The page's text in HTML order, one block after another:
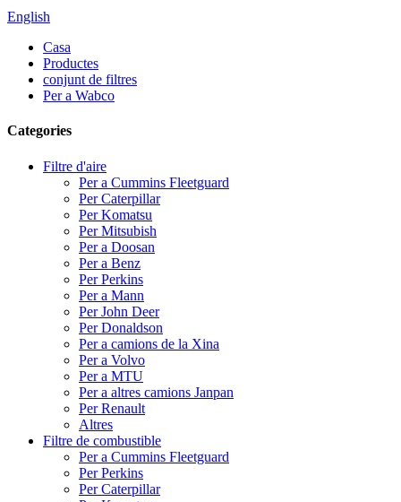
English
Casa
Productes
conjunt de filtres
Per a Wabco
Categories
Filtre d'aire
Per a Cummins Fleetguard
Per Caterpillar
Per Komatsu
Per Mitsubish
Per a Doosan
Per a Benz
Per Perkins
Per a Mann
Per John Deer
Per Donaldson
Per a camions de la Xina
Per a Volvo
Per a MTU
Per a altres camions Janpan
Per Renault
Altres
Filtre de combustible
Per a Cummins Fleetguard
Per Perkins
Per Caterpillar